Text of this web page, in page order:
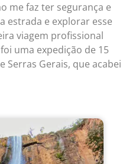
me faz ter segurança e
estrada e explorar esse
viagem profissional
uma expedição de 15
Serras Gerais, que acabei